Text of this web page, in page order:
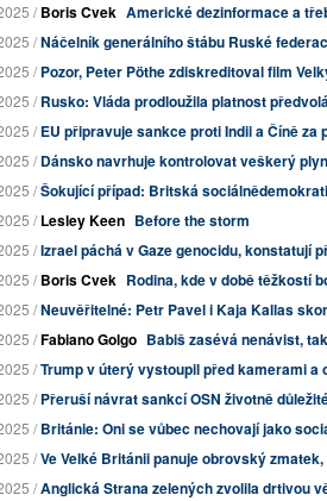
/Boris Cvek Americké dezinformace a
/Náčelník generálního štábu Ruské
/Pozor, Peter Pöthe zdiskreditoval film
/Rusko: Vláda prodloužila platnost
/EU připravuje sankce proti Indii a Číně za
/Dánsko navrhuje kontrolovat veškerý
/Šokující případ: Britská
/Lesley Keen Before the storm
/Izrael páchá v Gaze genocidu, konstatují
/Boris Cvek Rodina, kde v době těžkostí
/Neuvěřitelné: Petr Pavel i Kaja Kallas
/Fabiano Golgo Babiš zasévá nenávist,
/Trump v úterý vystoupil před kamerami a
/Přeruší návrat sankcí OSN životně
/Británie: Oni se vůbec nechovají jako
/Ve Velké Británii panuje obrovský
/Anglická Strana zelených zvolila drtivou